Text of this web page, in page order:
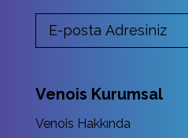
Venois Kurumsal
Venois Hakkında